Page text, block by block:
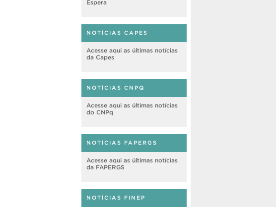
Espera
NOTÍCIAS CAPES
Acesse aqui as últimas notícias
da Capes
NOTÍCIAS CNPQ
Acesse aqui as últimas notícias
do CNPq
NOTÍCIAS FAPERGS
Acesse aqui as últimas notícias
da FAPERGS
NOTÍCIAS FINEP